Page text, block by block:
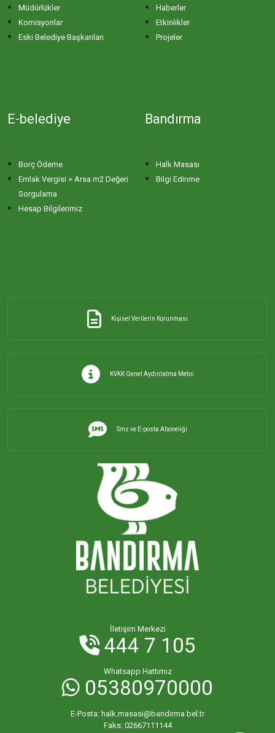
Müdürlükler
Komisyonlar
Eski Belediye Başkanları
Haberler
Etkinlikler
Projeler
E-belediye
Borç Ödeme
Emlak Vergisi > Arsa m2 Değeri
Sorgulama
Hesap Bilgilerimiz
Bandırma
Halk Masası
Bilgi Edinme
Kişisel Verilerin Korunması
KVKK Genel Aydınlatma Metni
Sms ve E-posta Aboneliği
İletişim Merkezi
444 7 105
Whatsapp Hattımız
05380970000
E-Posta: halk.masasi@bandirma.bel.tr
Faks: 02667111144